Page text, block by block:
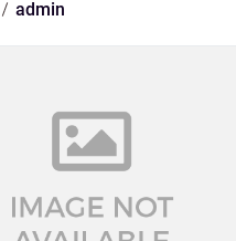
admin